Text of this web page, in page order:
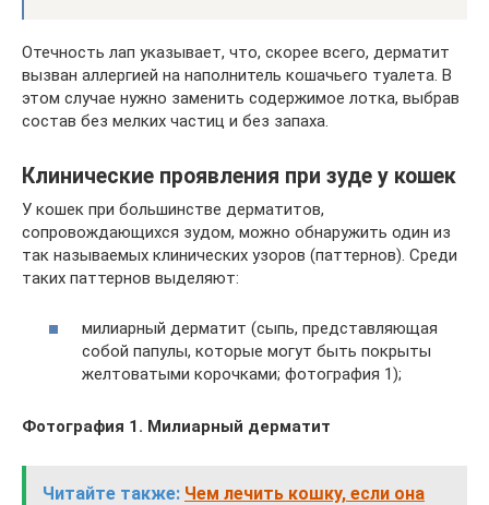
Отечность лап указывает, что, скорее всего, дерматит
вызван аллергией на наполнитель кошачьего туалета. В
этом случае нужно заменить содержимое лотка, выбрав
состав без мелких частиц и без запаха.
Клинические проявления при зуде у кошек
У кошек при большинстве дерматитов,
сопровождающихся зудом, можно обнаружить один из
так называемых клинических узоров (паттернов). Среди
таких паттернов выделяют:
милиарный дерматит (сыпь, представляющая
собой папулы, которые могут быть покрыты
желтоватыми корочками; фотография 1);
Фотография 1. Милиарный дерматит
Читайте также: Чем лечить кошку, если она